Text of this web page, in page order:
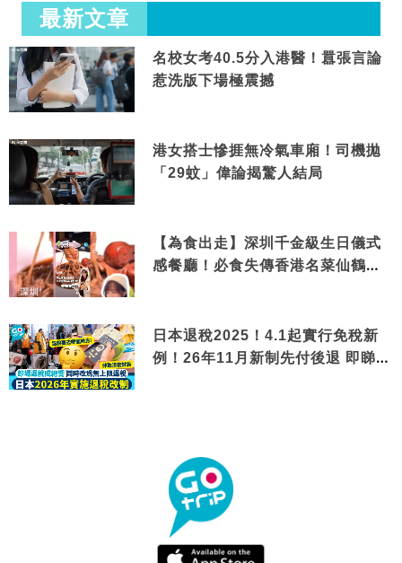
最新文章
名校女考40.5分入港醫！囂張言論
惹洗版下場極震撼
港女搭士慘捱無冷氣車廂！司機拋
「29蚊」偉論揭驚人結局
【為食出走】深圳千金級生日儀式
感餐廳！必食失傳香港名菜仙鶴神
日本退稅2025！4.1起實行免稅新
例！26年11月新制先付後退 即睇步